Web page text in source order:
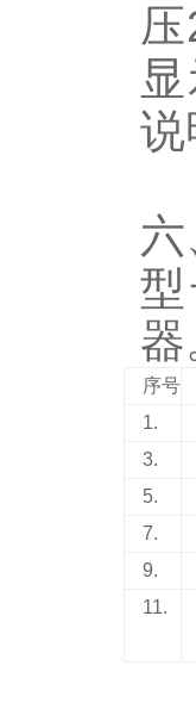
说
器
序号
1.
3.
5.
7.
9.
11.